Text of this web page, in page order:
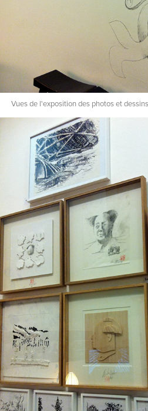
Vues de l'exposition des photos et